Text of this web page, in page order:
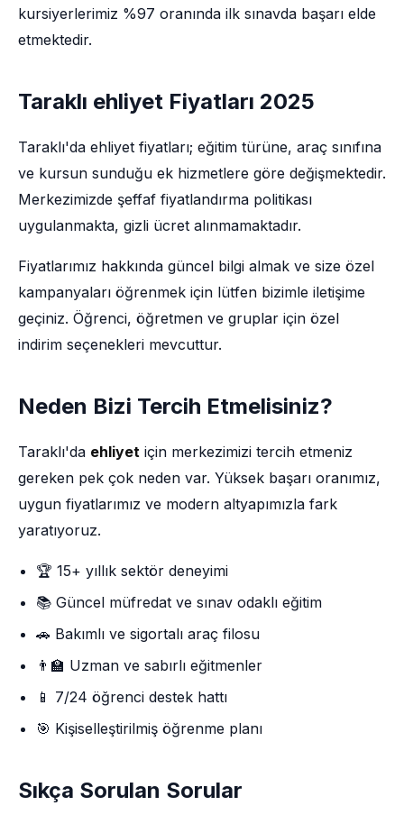
kursiyerlerimiz %97 oranında ilk sınavda başarı elde
etmektedir.
Taraklı ehliyet Fiyatları 2025
Taraklı'da ehliyet fiyatları; eğitim türüne, araç sınıfına
ve kursun sunduğu ek hizmetlere göre değişmektedir.
Merkezimizde şeffaf fiyatlandırma politikası
uygulanmakta, gizli ücret alınmamaktadır.
Fiyatlarımız hakkında güncel bilgi almak ve size özel
kampanyaları öğrenmek için lütfen bizimle iletişime
geçiniz. Öğrenci, öğretmen ve gruplar için özel
indirim seçenekleri mevcuttur.
Neden Bizi Tercih Etmelisiniz?
Taraklı'da ehliyet için merkezimizi tercih etmeniz
gereken pek çok neden var. Yüksek başarı oranımız,
uygun fiyatlarımız ve modern altyapımızla fark
yaratıyoruz.
🏆 15+ yıllık sektör deneyimi
📚 Güncel müfredat ve sınav odaklı eğitim
🚗 Bakımlı ve sigortalı araç filosu
👨‍🏫 Uzman ve sabırlı eğitmenler
📱 7/24 öğrenci destek hattı
🎯 Kişiselleştirilmiş öğrenme planı
Sıkça Sorulan Sorular